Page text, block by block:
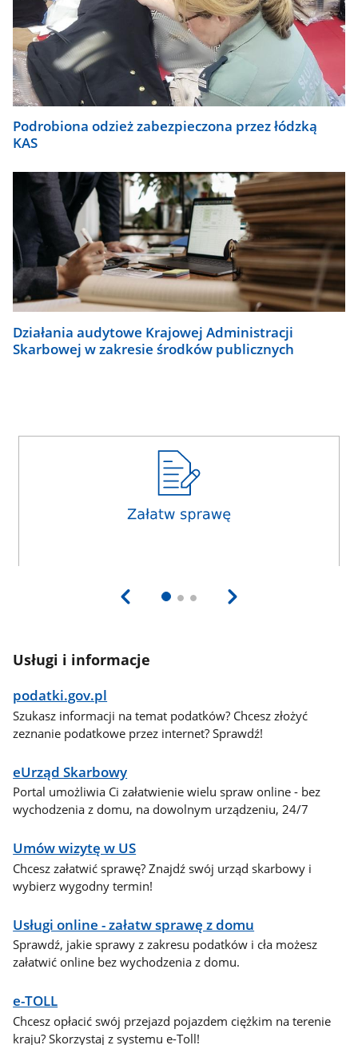
Podrobiona odzież zabezpieczona przez łódzką
KAS
Działania audytowe Krajowej Administracji
Skarbowej w zakresie środków publicznych
Usługi i informacje
podatki.gov.pl
Szukasz informacji na temat podatków? Chcesz złożyć
zeznanie podatkowe przez internet? Sprawdź!
eUrząd Skarbowy
Portal umożliwia Ci załatwienie wielu spraw online - bez
wychodzenia z domu, na dowolnym urządzeniu, 24/7
Umów wizytę w US
Chcesz załatwić sprawę? Znajdź swój urząd skarbowy i
wybierz wygodny termin!
Usługi online - załatw sprawę z domu
Sprawdź, jakie sprawy z zakresu podatków i cła możesz
załatwić online bez wychodzenia z domu.
e-TOLL
Chcesz opłacić swój przejazd pojazdem ciężkim na terenie
kraju? Skorzystaj z systemu e-Toll!